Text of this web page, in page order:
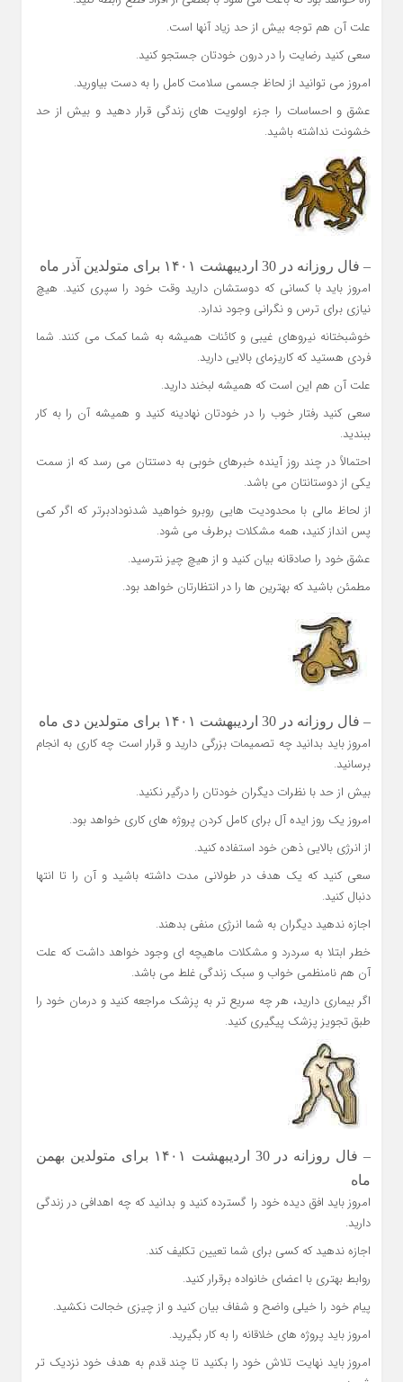
علت آن هم توجه بیش از حد زیاد آنها است.
سعی کنید رضایت را در درون خودتان جستجو کنید.
امروز می توانید از لحاظ جسمی سلامت کامل را به دست بیاورید.
عشق و احساسات را جزء اولویت های زندگی قرار دهید و بیش از حد
خشونت نداشته باشید.
– فال روزانه در 30 اردیبهشت ۱۴۰۱ برای متولدین آذر ماه
امروز باید با کسانی که دوستشان دارید وقت خود را سپری کنید. هیچ
نیازی برای ترس و نگرانی وجود ندارد.
خوشبختانه نیروهای غیبی و کائنات همیشه به شما کمک می کنند. شما
فردی هستید که کاریزمای بالایی دارید.
علت آن هم این است که همیشه لبخند دارید.
سعی کنید رفتار خوب را در خودتان نهادینه کنید و همیشه آن را به کار
ببندید.
احتمالاً در چند روز آینده خبرهای خوبی به دستتان می رسد که از سمت
یکی از دوستانتان می باشد.
از لحاظ مالی با محدودیت هایی روبرو خواهید شدنودادبرتر که اگر کمی
پس انداز کنید، همه مشکلات برطرف می شود.
عشق خود را صادقانه بیان کنید و از هیچ چیز نترسید.
مطمئن باشید که بهترین ها را در انتظارتان خواهد بود.
– فال روزانه در 30 اردیبهشت ۱۴۰۱ برای متولدین دی ماه
امروز باید بدانید چه تصمیمات بزرگی دارید و قرار است چه کاری به انجام
برسانید.
بیش از حد با نظرات دیگران خودتان را درگیر نکنید.
امروز یک روز ایده آل برای کامل کردن پروژه های کاری خواهد بود.
از انرژی بالایی ذهن خود استفاده کنید.
سعی کنید که یک هدف در طولانی مدت داشته باشید و آن را تا انتها
دنبال کنید.
اجازه ندهید دیگران به شما انرژی منفی بدهند.
خطر ابتلا به سردرد و مشکلات ماهیچه ای وجود خواهد داشت که علت
آن هم نامنظمی خواب و سبک زندگی غلط می باشد.
اگر بیماری دارید، هر چه سریع تر به پزشک مراجعه کنید و درمان خود را
طبق تجویز پزشک پیگیری کنید.
– فال روزانه در 30 اردیبهشت ۱۴۰۱ برای متولدین بهمن
ماه
امروز باید افق دیده خود را گسترده کنید و بدانید که چه اهدافی در زندگی
دارید.
اجازه ندهید که کسی برای شما تعیین تکلیف کند.
روابط بهتری با اعضای خانواده برقرار کنید.
پیام خود را خیلی واضح و شفاف بیان کنید و از چیزی خجالت نکشید.
امروز باید پروژه های خلاقانه را به کار بگیرید.
امروز باید نهایت تلاش خود را بکنید تا چند قدم به هدف خود نزدیک تر